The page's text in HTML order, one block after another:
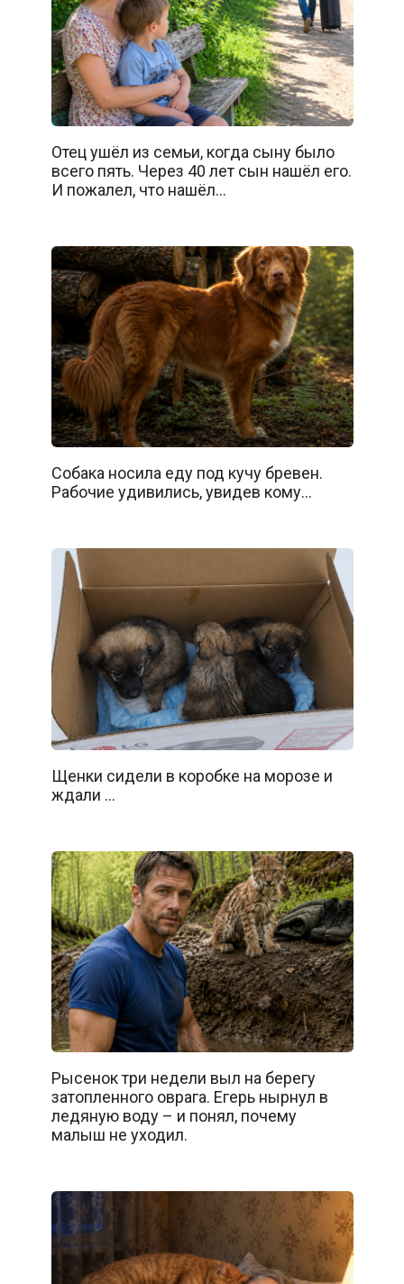
Отец ушёл из семьи, когда сыну было
всего пять. Через 40 лет сын нашёл его.
И пожалел, что нашёл…
Собака носила еду под кучу бревен.
Рабочие удивились, увидев кому…
Щенки сидели в коробке на морозе и
ждали …
Рысенок три недели выл на берегу
затопленного оврага. Егерь нырнул в
ледяную воду – и понял, почему
малыш не уходил.